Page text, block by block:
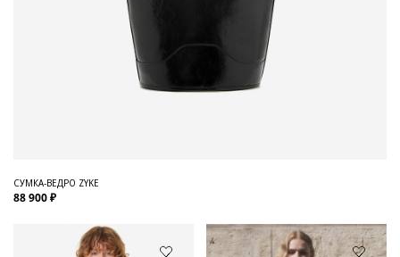
СУМКА-ВЕДРО ZYKE
88 900 ₽